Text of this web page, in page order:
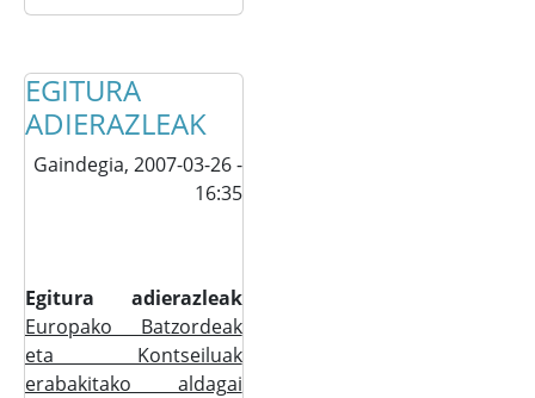
EGITURA
ADIERAZLEAK
Gaindegia, 2007-03-26 -
16:35
Egitura adierazleak
Europako Batzordeak
eta Kontseiluak
erabakitako aldagai